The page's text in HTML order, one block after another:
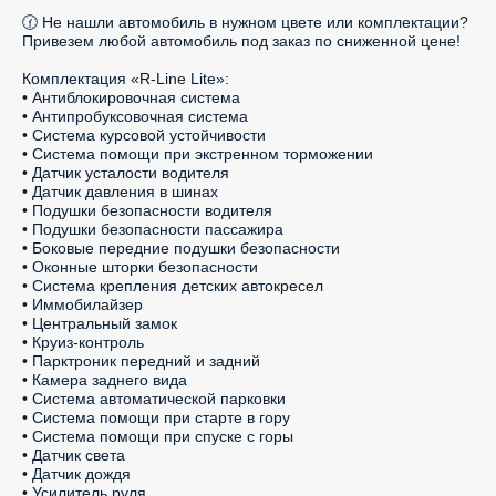
🕜 Не нашли автомобиль в нужном цвете или комплектации?
Привезем любой автомобиль под заказ по сниженной цене!
Комплектация «R-Line Lite»:
• Антиблокировочная система
• Антипробуксовочная система
• Система курсовой устойчивости
• Система помощи при экстренном торможении
• Датчик усталости водителя
• Датчик давления в шинах
• Подушки безопасности водителя
• Подушки безопасности пассажира
• Боковые передние подушки безопасности
• Оконные шторки безопасности
• Система крепления детских автокресел
• Иммобилайзер
• Центральный замок
• Круиз-контроль
• Парктроник передний и задний
• Камера заднего вида
• Система автоматической парковки
• Система помощи при старте в гору
• Система помощи при спуске с горы
• Датчик света
• Датчик дождя